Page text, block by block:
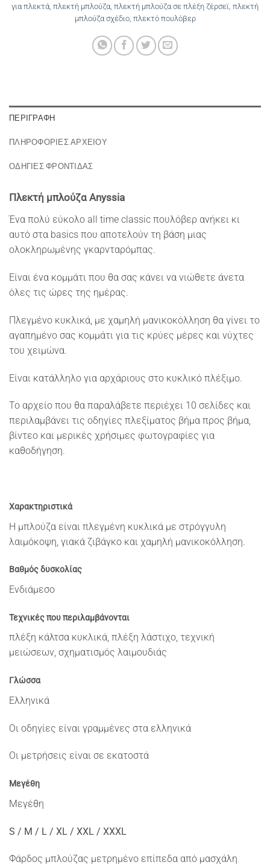
για πλεκτά, πλεκτή μπλούζα, πλεκτή μπλούζα σε πλέξη ζέρσεϊ, πλεκτή
μπλούζα σχέδιο, πλεκτό πουλόβερ
ΠΕΡΙΓΡΑΦΉ
ΠΛΗΡΟΦΟΡΙΕΣ ΑΡΧΕΙΟΥ
ΟΔΗΓΙΕΣ ΦΡΟΝΤΙΔΑΣ
Πλεκτή μπλούζα Anyssia
Ένα πολύ εύκολο all time classic πουλόβερ ανήκει κι
αυτό στα basics που αποτελούν τη βάση μιας
ολοκληρωμένης γκαρνταρόμπας.
Είναι ένα κομμάτι που θα σας κάνει να νιώθετε άνετα
όλες τις ώρες της ημέρας.
Πλεγμένο κυκλικά, με χαμηλή μανικοκόλληση θα γίνει το
αγαπημένο σας κομμάτι για τις κρύες μέρες και νύχτες
του χειμώνα.
Είναι κατάλληλο για αρχάριους στο κυκλικό πλέξιμο.
To αρχείο που θα παραλάβετε περιέχει 10 σελίδες και
περιλαμβάνει τις οδηγίες πλεξίματος βήμα προς βήμα,
βίντεο και μερικές χρήσιμες φωτογραφίες για
καθοδήγηση.
Χαρακτηριστικά
Η μπλούζα είναι πλεγμένη κυκλικά με στρόγγυλη
λαιμόκοψη, γιακά ζιβάγκο και χαμηλή μανικοκόλληση.
Βαθμός δυσκολίας
Ενδιάμεσο
Τεχνικές που περιλαμβάνονται
πλέξη κάλτσα κυκλικά, πλέξη λάστιχο, τεχνική
μειώσεων, σχηματισμός λαιμουδιάς
Γλώσσα
Ελληνικά
Οι οδηγίες είναι γραμμένες στα ελληνικά
Οι μετρήσεις είναι σε εκατοστά
Μεγέθη
Μεγέθη
S / M / L / XL / XXL / XXXL
Φάρδος μπλούζας μετρημένο επίπεδα από μασχάλη